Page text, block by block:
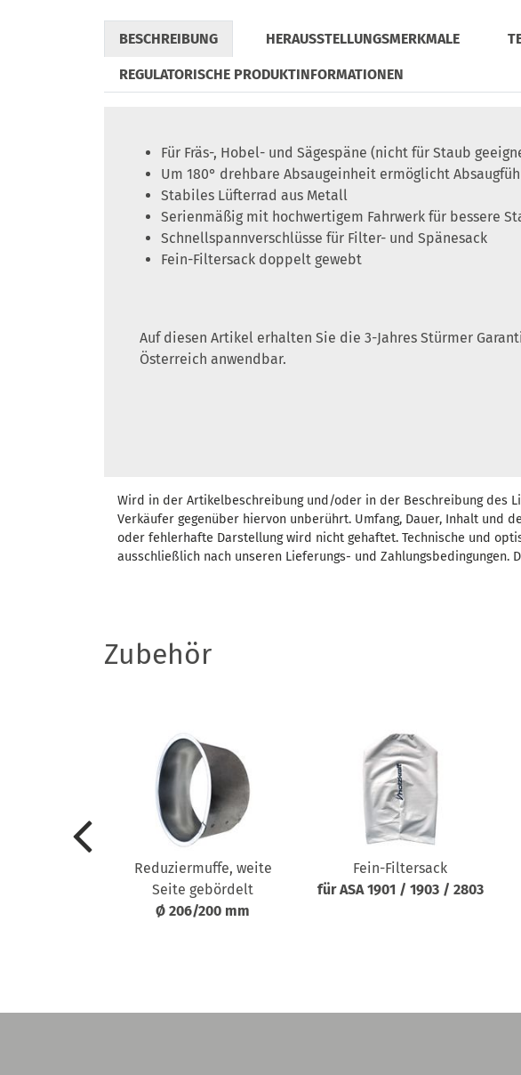
BESCHREIBUNG HERAUSSTELLUNGSMERKMALE
REGULATORISCHE PRODUKTINFORMATIONEN
Für Fräs-, Hobel- und Sägespäne (nicht für Staub
Um 180° drehbare Absaugeinheit ermöglicht
Stabiles Lüfterrad aus Metall
Serienmäßig mit hochwertigem Fahrwerk für bessere
Schnellspannverschlüsse für Filter- und Spänesack
Fein-Filtersack doppelt gewebt
Auf diesen Artikel erhalten Sie die 3-Jahres Stürmer
Österreich anwendbar.
Wird in der Artikelbeschreibung und/oder in der Beschreibung des
Verkäufer gegenüber hiervon unberührt. Umfang, Dauer, Inhalt und
oder fehlerhafte Darstellung wird nicht gehaftet. Technische und
ausschließlich nach unseren Lieferungs- und Zahlungsbedingungen.
Zubehör
Reduziermuffe, weite
Seite gebördelt
Ø 206/200 mm
Fein-Filtersack
für ASA 1901 / 1903 / 2803